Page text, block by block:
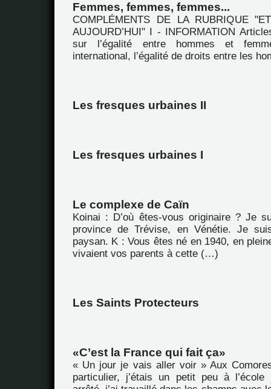
Femmes, femmes, femmes...
COMPLÉMENTS DE LA RUBRIQUE
AUJOURD’HUI" I - INFORMATION
sur l’égalité entre hommes et
international, l’égalité de droits entre les
Les fresques urbaines II
Les fresques urbaines I
Le complexe de Caïn
Koinai : D’où êtes-vous originaire ? Je
province de Trévise, en Vénétie. Je
paysan. K : Vous êtes né en 1940, en
vivaient vos parents à cette (…)
Les Saints Protecteurs
C’est la France qui fait ça
« Un jour je vais aller voir » Aux
particulier, j’étais un petit peu à l’école